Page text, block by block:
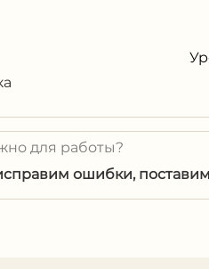
для работы?
ошибки, поставим